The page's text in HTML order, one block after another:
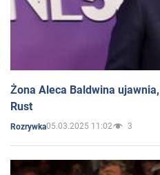
Żona Aleca Baldwina
Rust
Rozrywka05.03.2025 11:02 3